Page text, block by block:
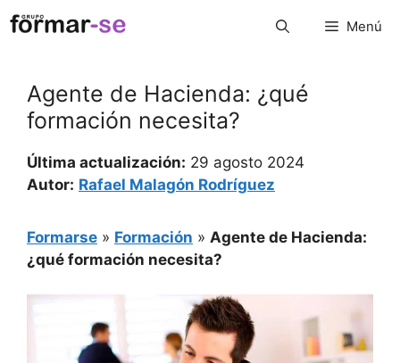
Saltar
al
Menú
Agente de Hacienda: ¿qué
formación necesita?
Última actualización: 29 agosto 2024
Autor: Rafael Malagón Rodríguez
Formarse » Formación » Agente de Hacienda:
¿qué formación necesita?